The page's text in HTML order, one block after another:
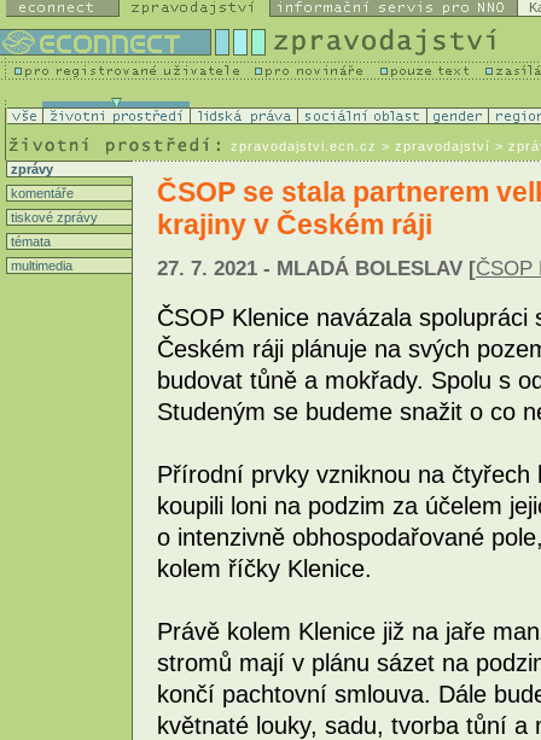
zpravodajstvi.ecn.cz > zpravodajství >
zprávy
komentáře
tiskové zprávy
témata
multimedia
ČSOP se stala partnerem
krajiny v Českém ráji
27. 7. 2021 - MLADÁ BOLESLAV [ČSOP
ČSOP Klenice navázala
Českém ráji plánuje na svých
budovat tůně a mokřady. Spolu s
Studeným se budeme snažit o co
Přírodní prvky vzniknou na
koupili loni na podzim za účelem
o intenzivně obhospodařované
kolem říčky Klenice.
Právě kolem Klenice již na jaře
stromů mají v plánu sázet na
končí pachtovní smlouva. Dále
květnaté louky, sadu, tvorba tůní